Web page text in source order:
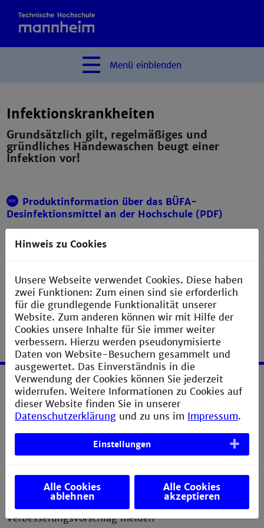
Menü einblenden
Infektionskrankheiten
Grundsätzlich gilt, regelmäßiges und
gründliches Händewaschen beugt einer
Infektion vor!
Produktinformation über das BÜFA-
Desinfektionsmittel an der Hochschule (PDF)
Abb. Richtiges Händewaschen zum Download!
Service
Erklärung zur Barrierefreiheit
Sitemap
Verbesserungsvorschlag melden
Hinweis zu Cookies
Unsere Webseite verwendet Cookies. Diese haben
zwei Funktionen: Zum einen sind sie erforderlich
für die grundlegende Funktionalität unserer
Website. Zum anderen können wir mit Hilfe der
Cookies unsere Inhalte für Sie immer weiter
verbessern. Hierzu werden pseudonymisierte
Daten von Website-Besuchern gesammelt und
ausgewertet. Das Einverständnis in die
Verwendung der Cookies können Sie jederzeit
widerrufen. Weitere Informationen zu Cookies auf
dieser Website finden Sie in unserer
Datenschutzerklärung und zu uns im Impressum.
Einstellungen
Alle Cookies
ablehnen
Alle Cookies
akzeptieren